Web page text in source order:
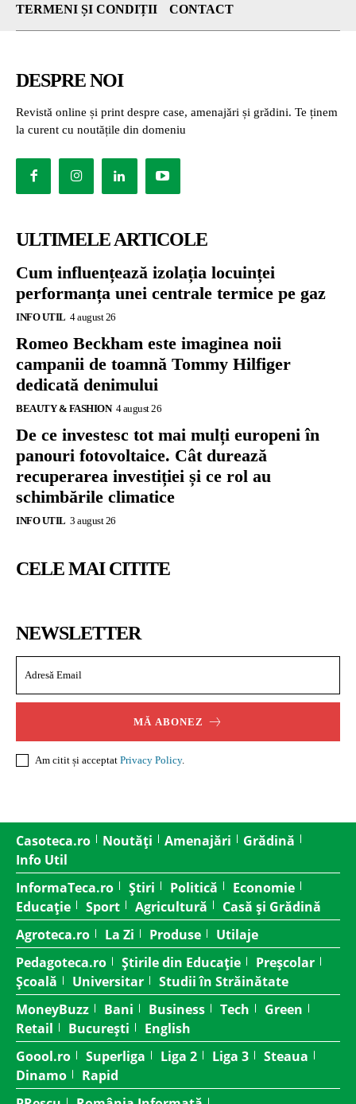
TERMENI ȘI CONDIȚII
CONTACT
DESPRE NOI
Revistă online și print despre case, amenajări și grădini. Te ținem
la curent cu noutățile din domeniu
ULTIMELE ARTICOLE
Cum influențează izolația locuinței
performanța unei centrale termice pe gaz
INFO UTIL 4 august 26
Romeo Beckham este imaginea noii
campanii de toamnă Tommy Hilfiger
dedicată denimului
BEAUTY & FASHION 4 august 26
De ce investesc tot mai mulți europeni în
panouri fotovoltaice. Cât durează
recuperarea investiției și ce rol au
schimbările climatice
INFO UTIL 3 august 26
CELE MAI CITITE
NEWSLETTER
MĂ ABONEZ
Am citit și acceptat Privacy Policy.
Casoteca.ro Noutăți Amenajări
Grădină
Info Util
InformaTeca.ro
Știri Politică
Economie
Educație
Sport Agricultură
Casă și Grădină
Agroteca.ro
La Zi Produse
Utilaje
Pedagoteca.ro
Știrile din Educație
Preșcolar
Școală
Universitar
Studii în Străinătate
MoneyBuzz
Bani Business Tech
Green
Retail
București
English
Goool.ro
Superliga Liga 2 Liga 3
Steaua
Dinamo
Rapid